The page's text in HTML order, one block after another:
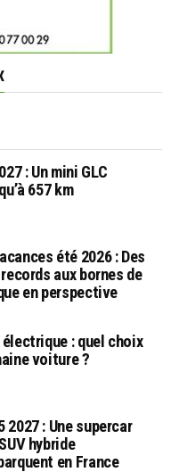
: Un mini GLC
657 km
été 2026 : Des
aux bornes de
en perspective
électrique : quel choix
voiture ?
2027 : Une supercar
hybride
en France